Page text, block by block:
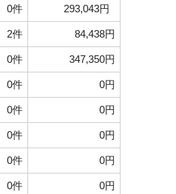
293,043円
2件 84,438円
0件 347,350円
0件 0円
0件 0円
0件 0円
0件 0円
0件 0円